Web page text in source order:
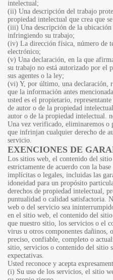
intelectual;
(ii) Una descripción del trabajo
propiedad intelectual que crea que
(iii) Una descripción de la ubicación
infringiendo su trabajo;
(iv) La dirección física, número de
electrónico;
(v) Una declaración, en la que
su trabajo no está autorizado por el
sus agentes o la ley;
(vi) Y, por último, una declaración,
que la información antes
usted es el propietario,
de autor o de la propiedad
autor o de la propiedad intelectual.
Una vez verificado, eliminaremos o
que infrinjan cualquier derecho de
servicio.
EXENCIONES DE
Los sitios web, el contenido del
estrictamente de acuerdo con la
implícitas o legales, incluidas las
idoneidad para un propósito
derechos de propiedad intelectual,
puntualidad o calidad satisfactoria.
web o del servicio sea
en el sitio web, el contenido del
que nuestro sitio, los servicios o el
virus u otros componentes dañinos,
preciso, confiable, completo o
sitio, servicios o contenido del sitio
expectativas.
Usted reconoce y acepta
(i) Su uso de los servicios, el sitio